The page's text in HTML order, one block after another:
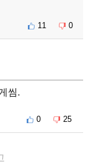
11 0
씸.
0 25